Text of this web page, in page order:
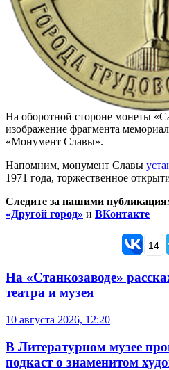
На оборотной стороне монеты
изображение фрагмента
«Монумент Славы».
Напомним, монумент Славы
1971 года, торжественное
Следите за нашими
«Другой город» и ВКонтакте
14
На «Станкозаводе»
театра и музея
10 августа 2026, 12:20
В Литературном музее
подкаст о знаменитом